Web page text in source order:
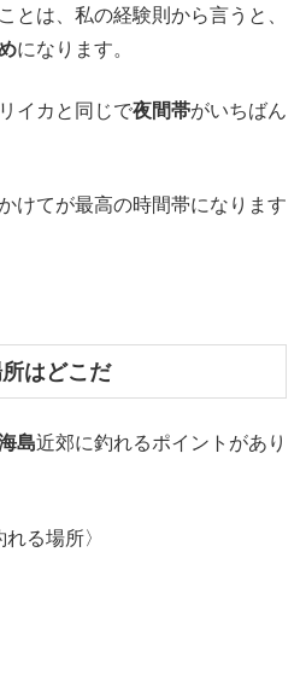
とは、私の経験則から言うと、
になります。
イカと同じで夜間帯がいちばん
けてが最高の時間帯になります
はどこだ
島近郊に釣れるポイントがあり
れる場所〉